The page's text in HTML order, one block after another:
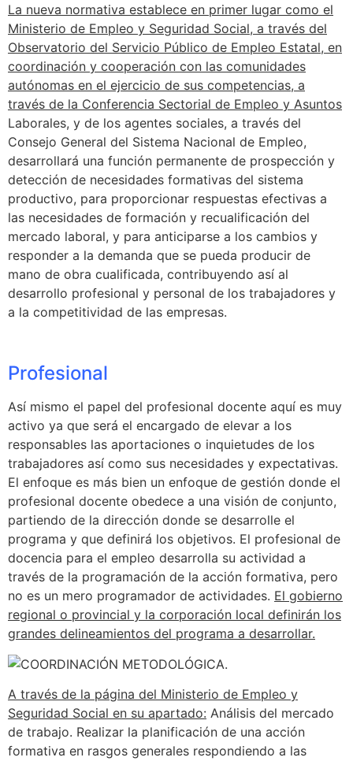
La nueva normativa establece en primer lugar como el
Ministerio de Empleo y Seguridad Social, a través del
Observatorio del Servicio Público de Empleo Estatal, en
coordinación y cooperación con las comunidades
autónomas en el ejercicio de sus competencias, a
través de la Conferencia Sectorial de Empleo y Asuntos
Laborales, y de los agentes sociales, a través del
Consejo General del Sistema Nacional de Empleo,
desarrollará una función permanente de prospección y
detección de necesidades formativas del sistema
productivo, para proporcionar respuestas efectivas a
las necesidades de formación y recualificación del
mercado laboral, y para anticiparse a los cambios y
responder a la demanda que se pueda producir de
mano de obra cualificada, contribuyendo así al
desarrollo profesional y personal de los trabajadores y
a la competitividad de las empresas.
Profesional
Así mismo el papel del profesional docente aquí es muy
activo ya que será el encargado de elevar a los
responsables las aportaciones o inquietudes de los
trabajadores así como sus necesidades y expectativas.
El enfoque es más bien un enfoque de gestión donde el
profesional docente obedece a una visión de conjunto,
partiendo de la dirección donde se desarrolle el
programa y que definirá los objetivos. El profesional de
docencia para el empleo desarrolla su actividad a
través de la programación de la acción formativa, pero
no es un mero programador de actividades. El gobierno
regional o provincial y la corporación local definirán los
grandes delineamientos del programa a desarrollar.
A través de la página del Ministerio de Empleo y
Seguridad Social en su apartado: Análisis del mercado
de trabajo. Realizar la planificación de una acción
formativa en rasgos generales respondiendo a las